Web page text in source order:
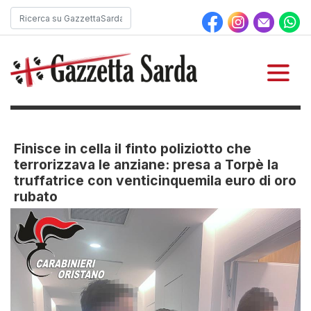
Finisce in cella il finto poliziotto che
terrorizzava le anziane: presa a Torpè la
truffatrice con venticinquemila euro di oro
rubato